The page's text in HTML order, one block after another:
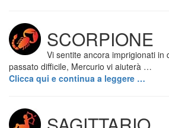
SCORPIONE
Vi sentite ancora imprigionati in
passato difficile, Mercurio vi aiuterà …
Clicca qui e continua a leggere …